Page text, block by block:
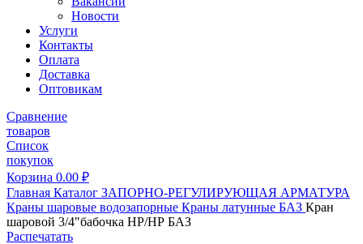
Новости
Услуги
Контакты
Оплата
Доставка
Оптовикам
Сравнение
товаров
Список
покупок
Корзина 0.00 ₽
Главная Каталог ЗАПОРНО-РЕГУЛИРУЮЩАЯ АРМАТУРА
Краны шаровые водозапорные Краны латунные БАЗ Кран
шаровой 3/4"бабочка НР/НР БАЗ
Распечатать